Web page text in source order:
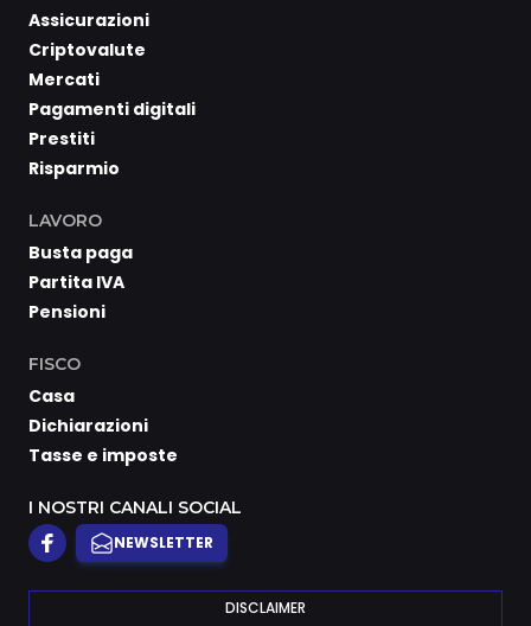
Assicurazioni
Criptovalute
Mercati
Pagamenti digitali
Prestiti
Risparmio
LAVORO
Busta paga
Partita IVA
Pensioni
FISCO
Casa
Dichiarazioni
Tasse e imposte
I NOSTRI CANALI SOCIAL
NEWSLETTER
DISCLAIMER